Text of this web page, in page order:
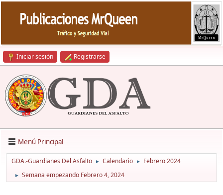
Iniciar sesión Registrarse
Menú Principal
GDA.-Guardianes Del Asfalto ► Calendario ► Febrero 2024
► Semana empezando Febrero 4, 2024